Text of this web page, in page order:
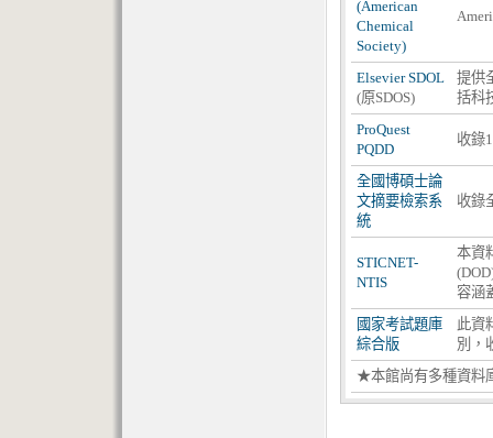
(American
Chemical
Society)
Elsevier SDOL
(原SDOS)
提供
括科
ProQuest
PQDD
收錄
全國博碩士論
文摘要檢索系
統
收錄
STICNET-
NTIS
本資
容涵
國家考試題庫
綜合版
此資
別，
★本館尚有多種資料